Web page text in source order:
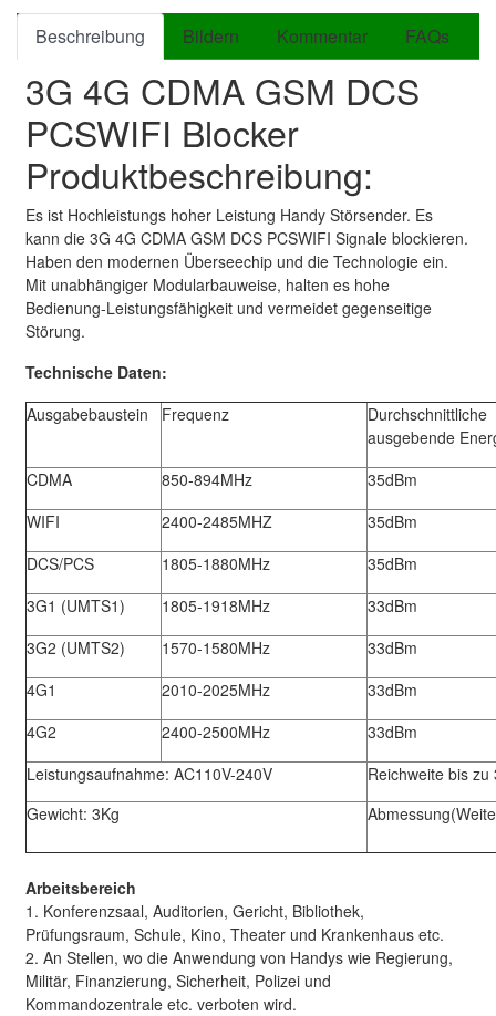
Beschreibung Bildern Kommentar FAQs
3G 4G CDMA GSM DCS
PCSWIFI Blocker
Produktbeschreibung:
Es ist Hochleistungs hoher Leistung Handy Störsender. Es
kann die 3G 4G CDMA GSM DCS PCSWIFI Signale blockieren.
Haben den modernen Überseechip und die Technologie ein.
Mit unabhängiger Modularbauweise, halten es hohe
Bedienung-Leistungsfähigkeit und vermeidet gegenseitige
Störung.
Technische Daten:
Ausgabebaustein
Frequenz
Durchschnittliche
ausgebende
CDMA
850-894MHz
35dBm
WIFI
2400-2485MHZ
35dBm
DCS/PCS
1805-1880MHz
35dBm
3G1 (UMTS1)
1805-1918MHz
33dBm
3G2 (UMTS2)
1570-1580MHz
33dBm
4G1
2010-2025MHz
33dBm
4G2
2400-2500MHz
33dBm
Leistungsaufnahme: AC110V-240V
Reichweite bis zu
Gewicht: 3Kg
Arbeitsbereich
1. Konferenzsaal, Auditorien, Gericht, Bibliothek,
Prüfungsraum, Schule, Kino, Theater und Krankenhaus etc.
2. An Stellen, wo die Anwendung von Handys wie Regierung,
Militär, Finanzierung, Sicherheit, Polizei und
Kommandozentrale etc. verboten wird.